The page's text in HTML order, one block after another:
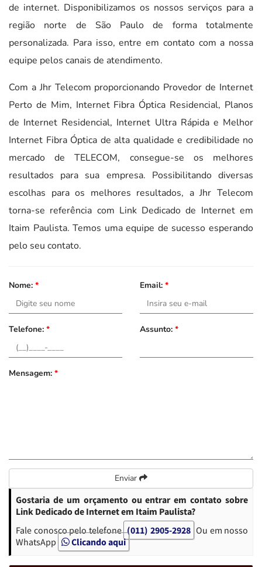
de internet. Disponibilizamos os nossos serviços para a
região norte de São Paulo de forma totalmente
personalizada. Para isso, entre em contato com a nossa
equipe pelos canais de atendimento.
Com a Jhr Telecom proporcionando Provedor de Internet
Perto de Mim, Internet Fibra Óptica Residencial, Planos
de Internet Residencial, Internet Ultra Rápida e Melhor
Internet Fibra Óptica de alta qualidade e credibilidade no
mercado de TELECOM, consegue-se os melhores
resultados para sua empresa. Possibilitando diversas
escolhas para os melhores resultados, a Jhr Telecom
torna-se referência com Link Dedicado de Internet em
Itaim Paulista. Temos uma equipe de sucesso esperando
pelo seu contato.
Nome: * Email: *
Telefone: * Assunto: *
Mensagem: *
Enviar
Gostaria de um orçamento ou entrar em contato sobre
Link Dedicado de Internet em Itaim Paulista?
Fale conosco pelo telefone (011) 2905-2928 Ou em nosso
WhatsApp
Clicando aqui